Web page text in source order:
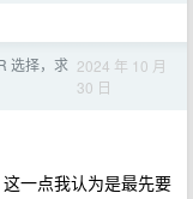
选择，求 2024 年 10 月
30 日
一点我认为是最先要